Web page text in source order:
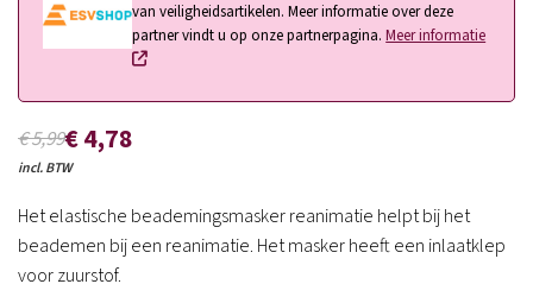
van veiligheidsartikelen. Meer informatie over deze
partner vindt u op onze partnerpagina.Meer informatie
€ 5,99€ 4,78
incl. BTW
Het elastische beademingsmasker reanimatie helpt bij het
beademen bij een reanimatie. Het masker heeft een inlaatklep
voor zuurstof.